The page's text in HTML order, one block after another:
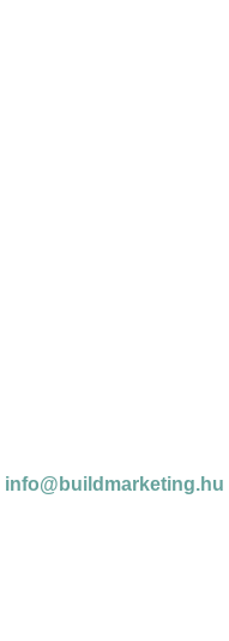
info@buildmarketing.hu